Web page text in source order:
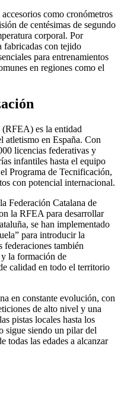
como cronómetros
de centésimas de segundo
corporal. Por
fabricadas con tejido
para entrenamientos
en regiones como el
es la entidad
atletismo en España. Con
licencias federativas y
infantiles hasta el equipo
Programa de Tecnificación,
con potencial internacional.
Federación Catalana de
la RFEA para desarrollar
se han implementado
para introducir la
federaciones también
la formación de
calidad en todo el territorio
en constante evolución, con
de alto nivel y una
pistas locales hasta los
sigue siendo un pilar del
todas las edades a alcanzar